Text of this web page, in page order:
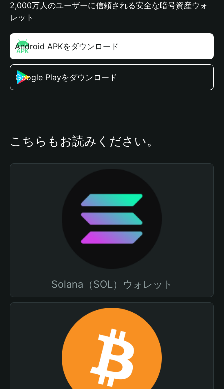
2,000万人のユーザーに信頼される安全な暗号資産ウォ
レット
Android APKをダウンロード
Google Playをダウンロード
こちらもお読みください。
Solana（SOL）ウォレット